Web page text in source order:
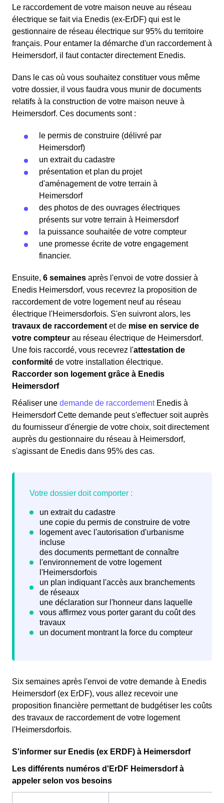
Le raccordement de votre maison neuve au réseau
électrique se fait via Enedis (ex-ErDF) qui est le
gestionnaire de réseau électrique sur 95% du territoire
français. Pour entamer la démarche d'un raccordement à
Heimersdorf, il faut contacter directement Enedis.
Dans le cas où vous souhaitez constituer vous même
votre dossier, il vous faudra vous munir de documents
relatifs à la construction de votre maison neuve à
Heimersdorf. Ces documents sont :
le permis de construire (délivré par
Heimersdorf)
un extrait du cadastre
présentation et plan du projet
d'aménagement de votre terrain à
Heimersdorf
des photos de des ouvrages électriques
présents sur votre terrain à Heimersdorf
la puissance souhaitée de votre compteur
une promesse écrite de votre engagement
financier.
Ensuite, 6 semaines après l'envoi de votre dossier à
Enedis Heimersdorf, vous recevrez la proposition de
raccordement de votre logement neuf au réseau
électrique l'Heimersdorfois. S'en suivront alors, les
travaux de raccordement et de mise en service de
votre compteur au réseau électrique de Heimersdorf.
Une fois raccordé, vous recevrez l'attestation de
conformité de votre installation électrique.
Raccorder son logement grâce à Enedis
Heimersdorf
Réaliser une demande de raccordementEnedis à
Heimersdorf Cette demande peut s'effectuer soit auprès
du fournisseur d'énergie de votre choix, soit directement
auprès du gestionnaire du réseau à Heimersdorf,
s'agissant de Enedis dans 95% des cas.
Six semaines après l'envoi de votre demande à Enedis
Heimersdorf (ex ErDF), vous allez recevoir une
proposition financière permettant de budgétiser les coûts
des travaux de raccordement de votre logement
l'Heimersdorfois.
S'informer sur Enedis (ex ERDF) à Heimersdorf
Les différents numéros d'ErDF Heimersdorf à
appeler selon vos besoins